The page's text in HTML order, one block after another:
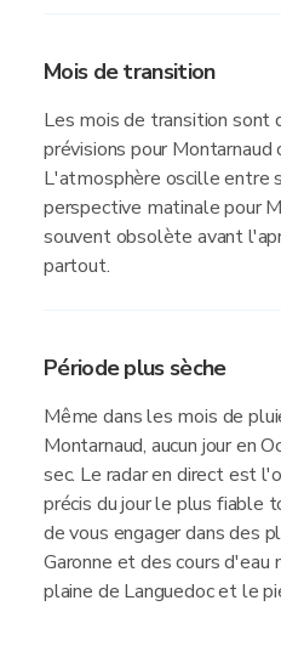
Mois de transition
Les mois de transition sont
prévisions pour Montarnaud
L'atmosphère oscille entre
perspective matinale pour
souvent obsolète avant
partout.
Période plus sèche
Même dans les mois de
Montarnaud, aucun jour en
sec. Le radar en direct est
précis du jour le plus fiable
de vous engager dans des
Garonne et des cours d'eau
plaine de Languedoc et le